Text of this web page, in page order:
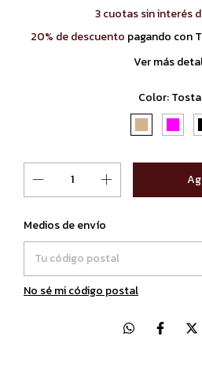
3 cuotas sin interés
20% de descuento pagando con
Ver más
Color:
Entregas para el CP:
Medios de envío
No sé mi código postal